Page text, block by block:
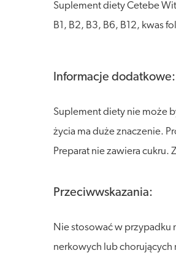
Suplement diety Cetebe
B1, B2, B3, B6, B12, kwas
Informacje dodatkowe:
Suplement diety nie może
życia ma duże znaczenie.
Preparat nie zawiera cukru.
Przeciwwskazania:
Nie stosować w przypadku
nerkowych lub chorujących